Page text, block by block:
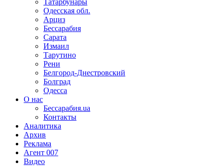
Татарбунары
Одесская обл.
Арциз
Бессарабия
Сарата
Измаил
Тарутино
Рени
Белгород-Днестровский
Болград
Одесса
О нас
Бессарабия.ua
Контакты
Аналитика
Архив
Реклама
Агент 007
Видео